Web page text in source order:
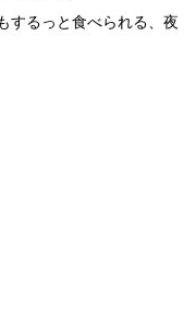
するっと食べられる、夜